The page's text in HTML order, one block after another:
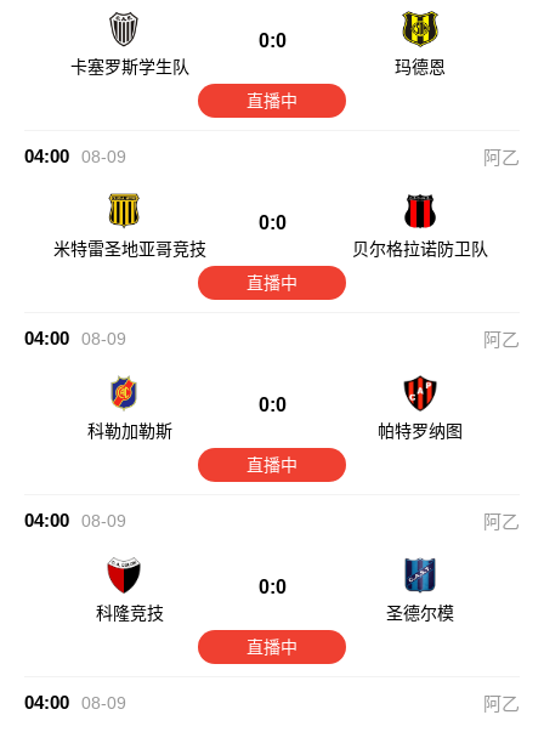
卡塞罗斯学生队
0:0
玛德恩
直播中
04:00 08-09 阿乙
米特雷圣地亚哥竞技
0:0
贝尔格拉诺防卫队
直播中
04:00 08-09 阿乙
科勒加勒斯
0:0
帕特罗纳图
直播中
04:00 08-09 阿乙
科隆竞技
0:0
圣德尔模
直播中
04:00 08-09 阿乙